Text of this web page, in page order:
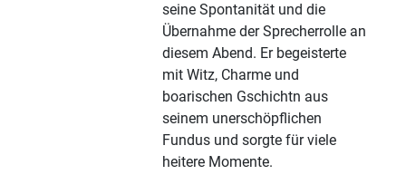
seine Spontanität und die
Übernahme der Sprecherrolle an
diesem Abend. Er begeisterte
mit Witz, Charme und
boarischen Gschichtn aus
seinem unerschöpflichen
Fundus und sorgte für viele
heitere Momente.